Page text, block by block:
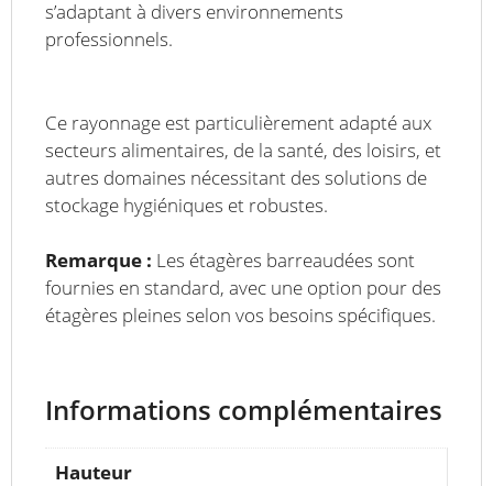
s’adaptant à divers environnements
professionnels.
Ce rayonnage est particulièrement adapté aux
secteurs alimentaires, de la santé, des loisirs, et
autres domaines nécessitant des solutions de
stockage hygiéniques et robustes.
Remarque : Les étagères barreaudées sont
fournies en standard, avec une option pour des
étagères pleines selon vos besoins spécifiques.
Informations complémentaires
Hauteur